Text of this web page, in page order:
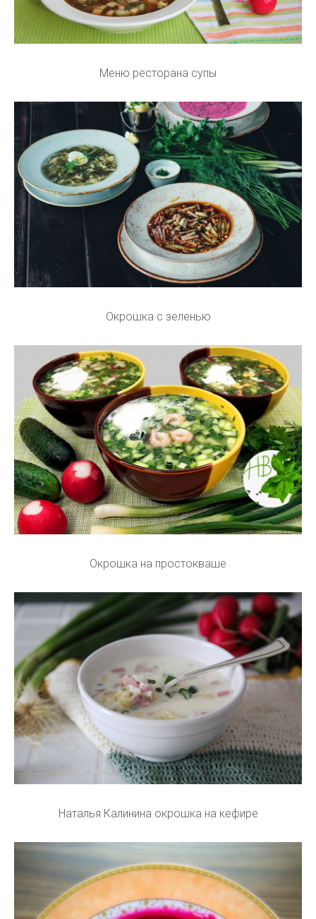
Меню ресторана супы
Окрошка с зеленью
Окрошка на простокваше
Наталья Калинина окрошка на кефире